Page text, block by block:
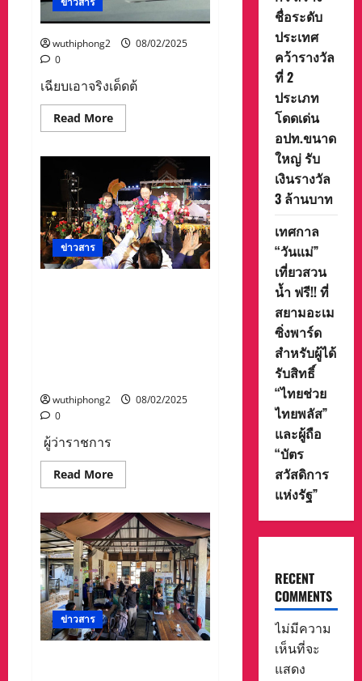
ยัง
หนาว
เที่ยว
ยัง
คึกคัก
wuthiphong2
08/02/2025
0
เฉียบเอาจริงเด็ดต้
Read MoreRead
more
ข่าวสาร
wuthiphong2
08/02/2025
0
ผู้ว่าราชการ
Read MoreRead
more
ว่า
ราชการ
จังหวัด
แม่ฮ่องสอน
เปิด
“งาน
ฤดู
หนาว
จังหวัด
แม่ฮ่องสอน
ประจำ
ปี
ข่าวสาร
ชื่อระดับ
ประเทศ
คว้ารางวัล
ที่ 2
ประเภท
โดดเด่น
อปท.ขนาด
ใหญ่ รับ
เงินรางวัล
3 ล้านบาท
เทศกาล
“วันแม่”
เที่ยวสวน
น้ำ ฟรี!! ที่
สยามอะเม
ซิ่งพาร์ด
สำหรับผู้ได้
รับสิทธิ์
“ไทยช่วย
ไทยพลัส”
และผู้ถือ
“บัตร
สวัสดิการ
แห่งรัฐ”
RECENT
COMMENTS
ไม่มีความ
เห็นที่จะ
แสดง